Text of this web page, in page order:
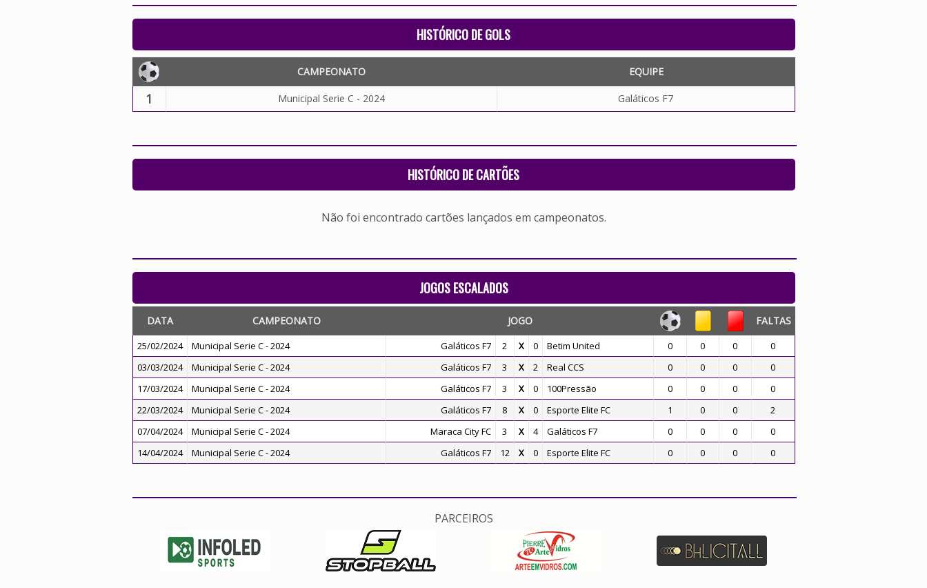
HISTÓRICO DE GOLS
CAMPEONATO EQUIPE
1 Municipal Serie C - 2024 Galáticos F7
HISTÓRICO DE CARTÕES
Não foi encontrado cartões lançados em campeonatos.
JOGOS ESCALADOS
DATA CAMPEONATO JOGO FALTAS
25/02/2024 Municipal Serie C - 2024 Galáticos F7 2 X 0 Betim United 0 0 0
0
03/03/2024
Municipal Serie C - 2024 Galáticos F7 3 X 2 Real CCS 0 0 0
0
17/03/2024
Municipal Serie C - 2024 Galáticos F7 3 X 0 100Pressão 0 0 0
0
22/03/2024
Municipal Serie C - 2024 Galáticos F7 8 X 0 Esporte Elite FC 1 0 0
2
07/04/2024
Municipal Serie C - 2024 Maraca City FC 3 X 4 Galáticos F7 0 0 0
0
14/04/2024
Municipal Serie C - 2024 Galáticos F7 12 X 0 Esporte Elite FC 0 0 0 0
PARCEIROS